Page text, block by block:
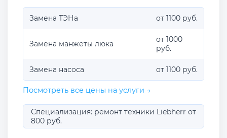
Замена ТЭНа от 1100 руб.
Замена манжеты люка
от 1000
руб.
Замена насоса от 1100 руб.
Посмотреть все цены на услуги →
Специализация: ремонт техники Liebherr от
800 руб.